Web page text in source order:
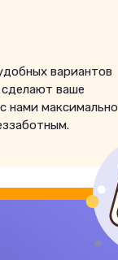
ВЫПОЛНЕНИЕ
вариантов
ваше
нами максимально